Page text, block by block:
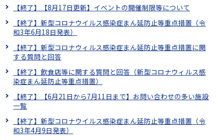
【終了】【8月17日更新】イベントの開催制限等について
【終了】新型コロナウイルス感染症まん延防止等重点措置（令
和3年6月18日発表）
【終了】新型コロナウィルス感染症まん延防止等重点措置に関
する質問と回答
【終了】飲食店等に関する質問と回答（新型コロナウィルス感
染症まん延防止等重点措置）
【終了】【6月21日から7月11日まで】お問い合わせの多い施設
一覧
【終了】新型コロナウイルス感染症まん延防止等重点措置（令
和3年4月9日発表）